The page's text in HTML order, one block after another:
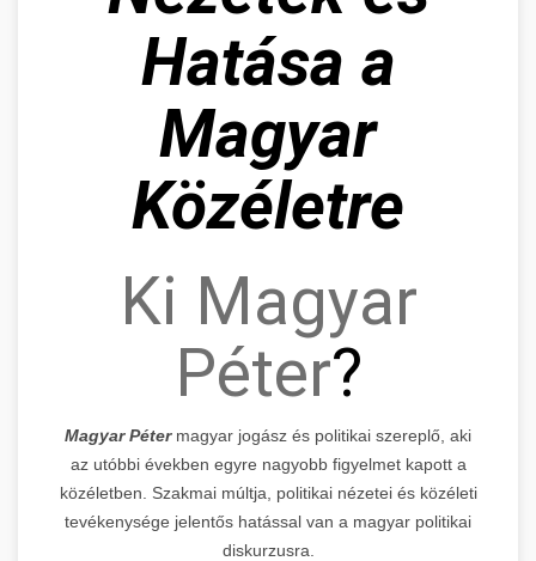
Hatása a
Magyar
Közéletre
Ki Magyar
Péter?
Magyar Pétermagyar jogász és politikai szereplő, aki
az utóbbi években egyre nagyobb figyelmet kapott a
közéletben. Szakmai múltja, politikai nézetei és közéleti
tevékenysége jelentős hatással van a magyar politikai
diskurzusra.